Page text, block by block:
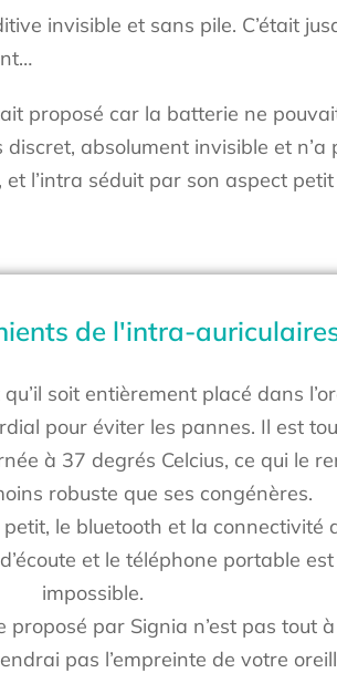
invisible et sans pile. C’était
proposé car la batterie ne
discret, absolument invisible et n’a
l’intra séduit par son aspect
de l'intra-
soit entièrement placé dans
pour éviter les pannes. Il est
à 37 degrés Celcius, ce qui le
robuste que ses congénères.
petit, le bluetooth et la connectivité
et le téléphone portable est
impossible.
proposé par Signia n’est pas tout
pas l’empreinte de votre